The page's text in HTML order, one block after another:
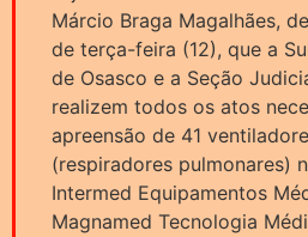
Márcio Braga Magalhães,
de terça-feira (12), que a
de Osasco e a Seção
realizem todos os atos
apreensão de 41
(respiradores pulmonares)
Intermed Equipamentos
Magnamed Tecnologia